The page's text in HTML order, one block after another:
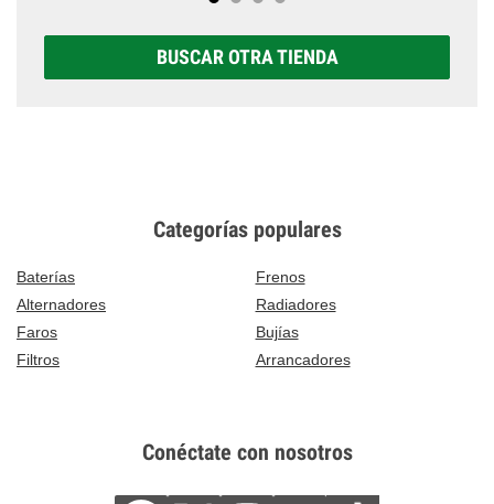
BUSCAR OTRA TIENDA
Categorías populares
Baterías
Frenos
Alternadores
Radiadores
Faros
Bujías
Filtros
Arrancadores
Conéctate con nosotros